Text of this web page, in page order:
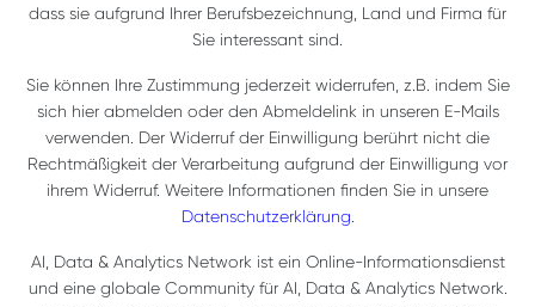
dass sie aufgrund Ihrer Berufsbezeichnung, Land und Firma für
Sie interessant sind.
Sie können Ihre Zustimmung jederzeit widerrufen, z.B. indem Sie
sich hier abmelden oder den Abmeldelink in unseren E-Mails
verwenden. Der Widerruf der Einwilligung berührt nicht die
Rechtmäßigkeit der Verarbeitung aufgrund der Einwilligung vor
ihrem Widerruf. Weitere Informationen finden Sie in unsere
Datenschutzerklärung
AI, Data & Analytics Network ist ein Online-Informationsdienst
und eine globale Community für AI, Data & Analytics Network.